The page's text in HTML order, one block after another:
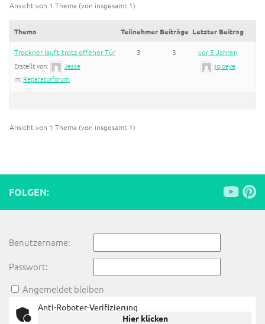
Ansicht von 1 Thema (von insgesamt 1)
Thema Teilnehmer Beiträge Letzter Beitrag
Trockner läuft trotz offener Tür
Erstellt von:
Jesse
in: Reparaturforum
3 3
vor 5 Jahren
jojoeye
Ansicht von 1 Thema (von insgesamt 1)
FOLGEN:
Benutzername:
Passwort:
Angemeldet bleiben
Anti-Roboter-Verifizierung
Hier klicken